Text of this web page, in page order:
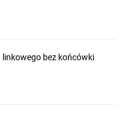
linkowego bez końcówki